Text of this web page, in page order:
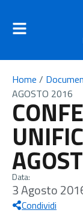
Home /
AGOSTO 2016
Data:
3 Agosto
Condividi